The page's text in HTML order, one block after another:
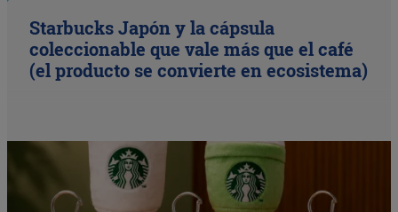
Starbucks Japón y la cápsula
coleccionable que vale más que el café
(el producto se convierte en ecosistema)